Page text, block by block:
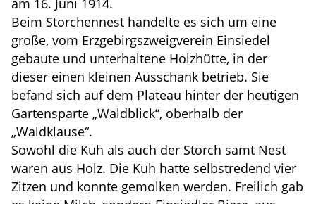
Beim Storchennest handelte es sich um eine
große, vom Erzgebirgszweigverein Einsiedel
gebaute und unterhaltene Holzhütte, in der
dieser einen kleinen Ausschank betrieb. Sie
befand sich auf dem Plateau hinter der heutigen
Gartensparte „Waldblick“, oberhalb der
„Waldklause“.
Sowohl die Kuh als auch der Storch samt Nest
waren aus Holz. Die Kuh hatte selbstredend vier
Zitzen und konnte gemolken werden. Freilich gab